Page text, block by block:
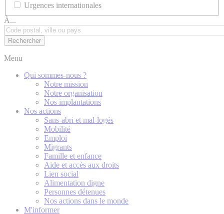
Urgences internationales
À...
Menu
Qui sommes-nous ?
Notre mission
Notre organisation
Nos implantations
Nos actions
Sans-abri et mal-logés
Mobilité
Emploi
Migrants
Famille et enfance
Aide et accès aux droits
Lien social
Alimentation digne
Personnes détenues
Nos actions dans le monde
M'informer